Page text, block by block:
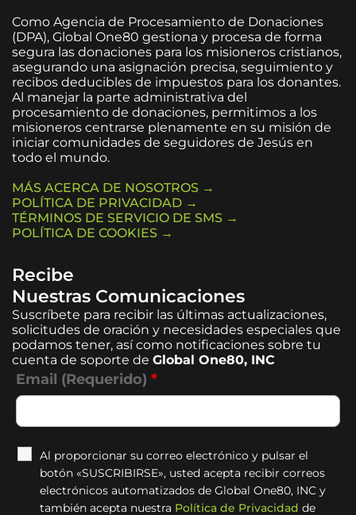
Como Agencia de Procesamiento de Donaciones
(DPA), Global One80 gestiona y procesa de forma
segura las donaciones para los misioneros cristianos,
asegurando una asignación precisa, seguimiento y
recibos deducibles de impuestos para los donantes.
Al manejar la parte administrativa del
procesamiento de donaciones, permitimos a los
misioneros centrarse plenamente en su misión de
iniciar comunidades de seguidores de Jesús en
todo el mundo.
MÁS ACERCA DE NOSOTROS →
POLÍTICA DE PRIVACIDAD →
TÉRMINOS DE SERVICIO DE SMS →
POLÍTICA DE COOKIES →
Recibe
Nuestras Comunicaciones
Suscríbete para recibir las últimas actualizaciones,
solicitudes de oración y necesidades especiales que
podamos tener, así como notificaciones sobre tu
cuenta de soporte de Global One80, INC
Email (Requerido) *
Al proporcionar su correo electrónico y pulsar el
botón «SUSCRIBIRSE», usted acepta recibir correos
electrónicos automatizados de Global One80, INC y
también acepta nuestra Política de Privacidad de